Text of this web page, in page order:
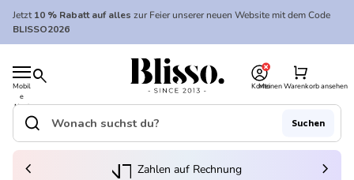
Zum Inhalt springen
Jetzt10 % Rabatt auf alles zur Feier unserer neuen Website mit dem Code
BLISSO2026
Mobil
e
Navi
gatio
search
Startseite
Konto
Meinen Warenkorb ansehen
shopping_cart
Startseite
Suche"
search Suchen
(Link öffnet in neuem Tab/Fenster)
Zahlen auf Rechnung
chevron_left chevron_right